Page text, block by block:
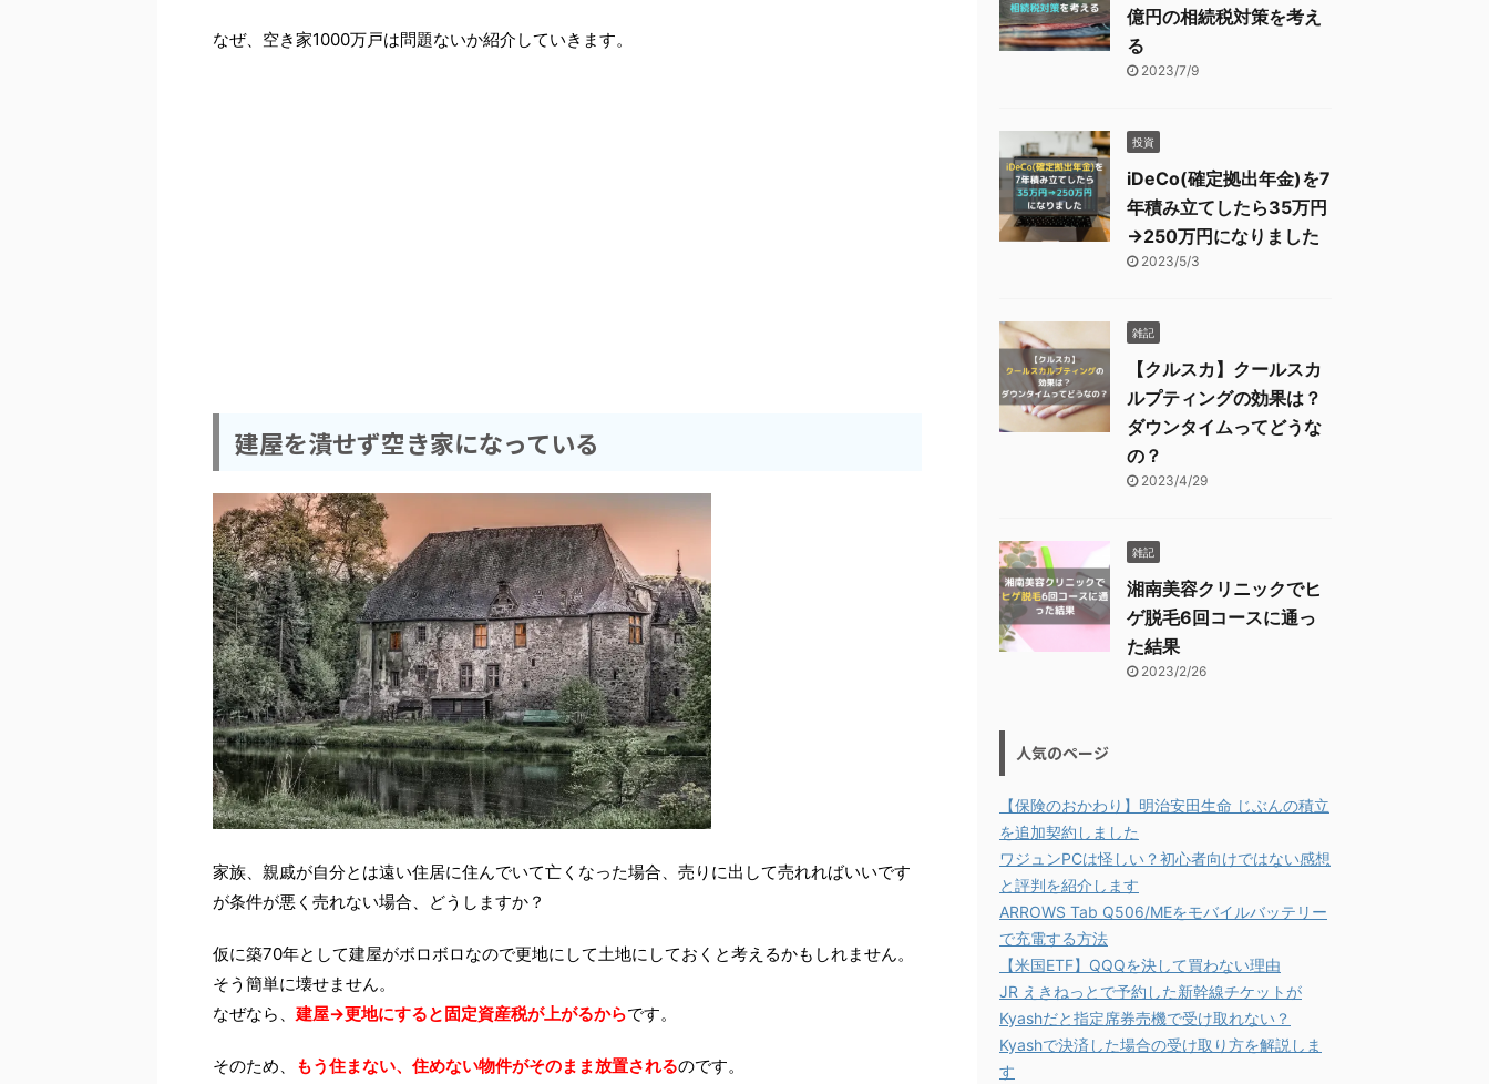
なぜ、空き家1000万戸は問題ないか紹介していきます。
建屋を潰せず空き家になっている
家族、親戚が自分とは遠い住居に住んでいて亡くなった場合、売りに出して売れればいいです
が条件が悪く売れない場合、どうしますか？
仮に築70年として建屋がボロボロなので更地にして土地にしておくと考えるかもしれません。
そう簡単に壊せません。
なぜなら、 建屋→更地にすると固定資産税が上がるからです。
そのため、 もう住まない、住めない物件がそのまま放置されるのです。
億円の相続税対策を考え
る
2023/7/9
投資
iDeCo(確定拠出年金)を7
年積み立てしたら35万円
→250万円になりました
2023/5/3
雑記
【クルスカ】クールスカ
ルプティングの効果は？
ダウンタイムってどうな
の？
2023/4/29
雑記
湘南美容クリニックでヒ
ゲ脱毛6回コースに通っ
た結果
2023/2/26
人気のページ
【保険のおかわり】明治安田生命 じぶんの積立
を追加契約しました
ワジュンPCは怪しい？初心者向けではない感想
と評判を紹介します
ARROWS Tab Q506/MEをモバイルバッテリー
で充電する方法
【米国ETF】QQQを決して買わない理由
JR えきねっとで予約した新幹線チケットが
Kyashだと指定席券売機で受け取れない？
Kyashで決済した場合の受け取り方を解説しま
す